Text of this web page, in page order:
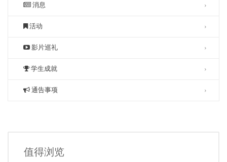
消息
活动
影片巡礼
学生成就
通告事项
值得浏览